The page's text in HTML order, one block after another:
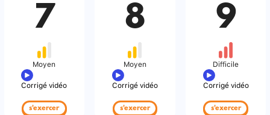
7
Moyen
Corrigé vidéo
s'exercer
8
Moyen
Corrigé vidéo
s'exercer
9
Difficile
Corrigé vidéo
s'exercer